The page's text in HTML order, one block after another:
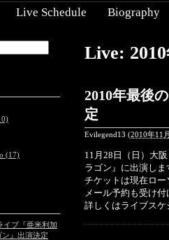
Live Schedule Biography
Live:
2010年最後
定
Evilegend13 (2010年11
11月28日（日）大
ラゴン』に出演しま
チケットは現在ロー
メール予約も受け付
詳しくはライブスケ
(17)
イブ『亜米利加
』出演決定